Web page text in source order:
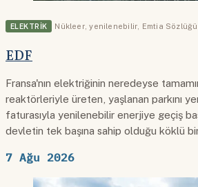
ELEKTRIK Nükleer,yenilenebilir Emtia Sözlüğü
EDF
Fransa'nın elektriğinin neredeyse
reaktörleriyle üreten, yaşlanan parkını
faturasıyla yenilenebilir enerjiye geçiş
devletin tek başına sahip olduğu köklü
7 Ağu 2026